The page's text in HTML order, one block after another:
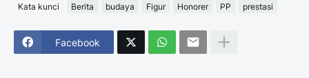
Kata kunci Berita budaya Figur Honorer PP prestasi
Facebook